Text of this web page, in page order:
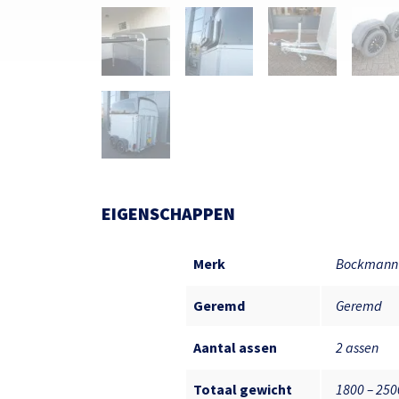
EIGENSCHAPPEN
Merk Bockmann
Geremd Geremd
Aantal assen 2 assen
Totaal gewicht 1800 –